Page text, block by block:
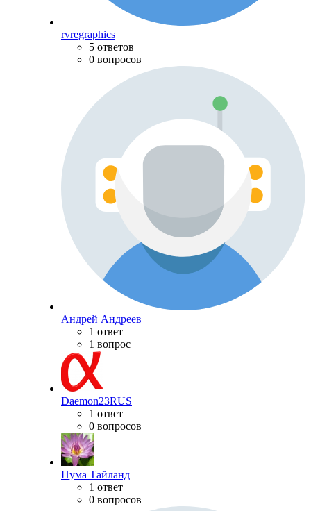
rvregraphics
5 ответов
0 вопросов
Андрей Андреев
1 ответ
1 вопрос
Daemon23RUS
1 ответ
0 вопросов
Пума Тайланд
1 ответ
0 вопросов